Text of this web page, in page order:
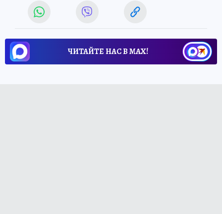
ЧИТАЙТЕ НАС В МАХ!